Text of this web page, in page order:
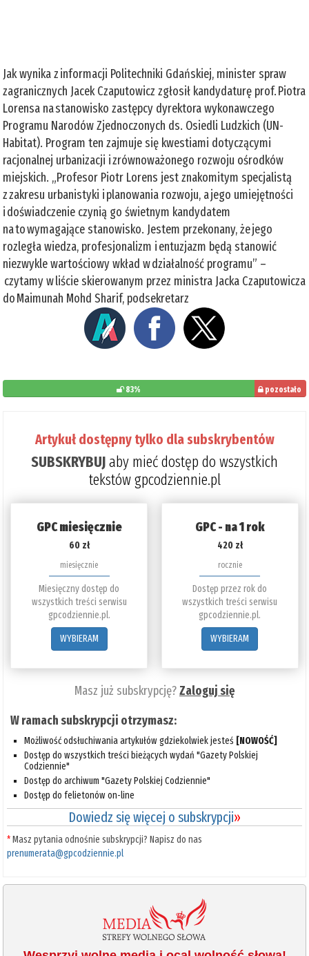
Jak wynika z informacji Politechniki Gdańskiej, minister spraw
zagranicznych Jacek Czaputowicz zgłosił kandydaturę prof. Piotra
Lorensa na stanowisko zastępcy dyrektora wykonawczego
Programu Narodów Zjednoczonych ds. Osiedli Ludzkich (UN-
Habitat). Program ten zajmuje się kwestiami dotyczącymi
racjonalnej urbanizacji i zrównoważonego rozwoju ośrodków
miejskich. „Profesor Piotr Lorens jest znakomitym specjalistą
z zakresu urbanistyki i planowania rozwoju, a jego umiejętności
i doświadczenie czynią go świetnym kandydatem
na to wymagające stanowisko. Jestem przekonany, że jego
rozległa wiedza, profesjonalizm i entuzjazm będą stanowić
niezwykle wartościowy wkład w działalność programu” –
czytamy w liście skierowanym przez ministra Jacka Czaputowicza
do Maimunah Mohd Sharif, podsekretarz
83%
pozostało
17%
Artykuł dostępny tylko dla subskrybentów
SUBSKRYBUJaby mieć dostęp do wszystkich
tekstów gpcodziennie.pl
GPC miesięcznie
60 zł
miesięcznie
Miesięczny dostęp do
wszystkich treści serwisu
gpcodziennie.pl.
WYBIERAM
GPC - na 1 rok
420 zł
rocznie
Dostęp przez rok do
wszystkich treści serwisu
gpcodziennie.pl.
WYBIERAM
Masz już subskrypcję?Zaloguj się
W ramach subskrypcji otrzymasz:
Możliwość odsłuchiwania artykułów gdziekolwiek jesteś [NOWOŚĆ]
Dostęp do wszystkich treści bieżących wydań "Gazety Polskiej
Codziennie"
Dostęp do archiwum "Gazety Polskiej Codziennie"
Dostęp do felietonów on-line
Dowiedz się więcej o subskrypcji»
*Masz pytania odnośnie subskrypcji? Napisz do nas
prenumerata@gpcodziennie.pl